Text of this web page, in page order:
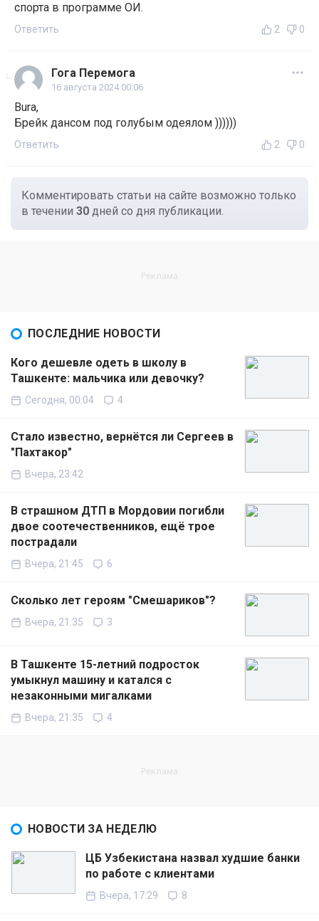
спорта в программе ОИ.
Ответить 2 0
Гога Перемога
16 августа 2024 00:06
Bura,
Брейк дансом под голубым одеялом ))))))
Ответить 2 0
Комментировать статьи на сайте возможно только
в течении 30 дней со дня публикации.
ПОСЛЕДНИЕ НОВОСТИ
Кого дешевле одеть в школу в
Ташкенте: мальчика или девочку?
Сегодня, 00:04 4
Стало известно, вернётся ли Сергеев в
"Пахтакор"
Вчера, 23:42
В страшном ДТП в Мордовии погибли
двое соотечественников, ещё трое
пострадали
Вчера, 21:45 6
Сколько лет героям "Смешариков"?
Вчера, 21:35 3
В Ташкенте 15-летний подросток
умыкнул машину и катался с
незаконными мигалками
Вчера, 21:35 4
НОВОСТИ ЗА НЕДЕЛЮ
ЦБ Узбекистана назвал худшие банки
по работе с клиентами
Вчера, 17:29 8